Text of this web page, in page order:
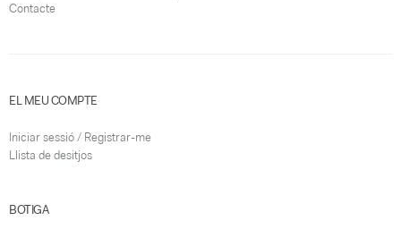
Contacte
EL MEU COMPTE
Iniciar sessió / Registrar-me
Llista de desitjos
BOTIGA